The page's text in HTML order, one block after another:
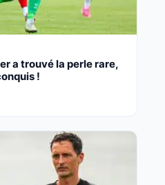
a trouvé la perle rare,
!